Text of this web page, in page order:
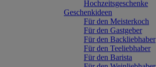
Hochzeitsgeschenke
Geschenkideen
Für den Meisterkoch
Für den Gastgeber
Für den Backliebhaber
Für den Teeliebhaber
Für den Barista